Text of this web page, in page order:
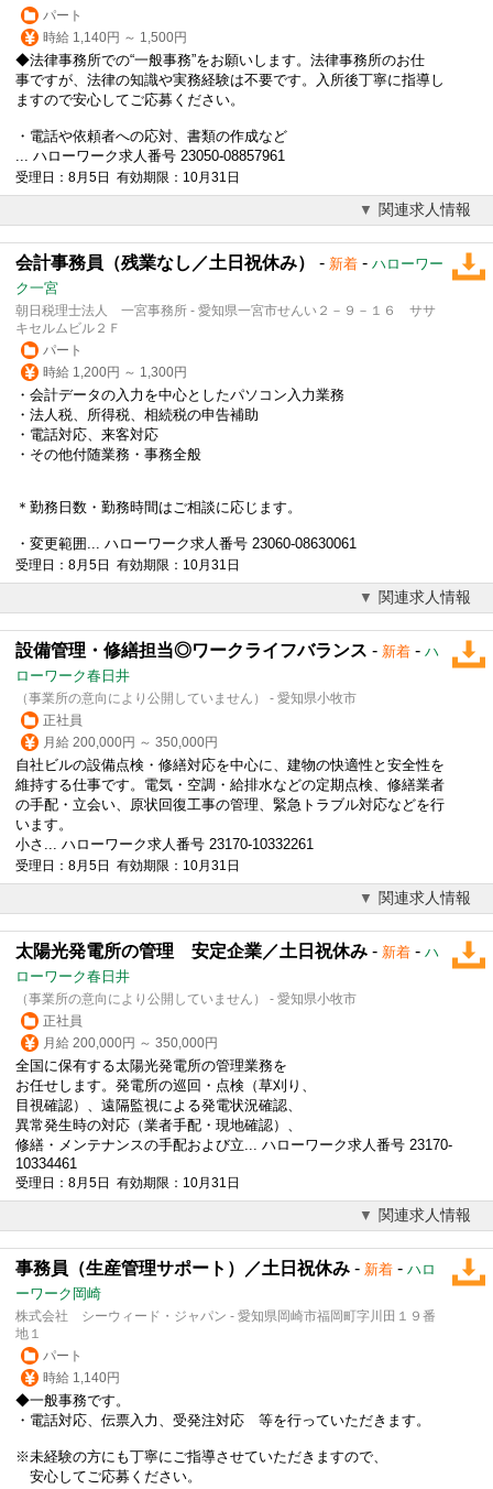
パート
時給 1,140円 ～ 1,500円
◆法律事務所での“一般事務”をお願いします。法律事務所のお仕
事ですが、法律の知識や実務経験は不要です。入所後丁寧に指導し
ますので安心してご応募ください。
・電話や依頼者への応対、書類の作成など
... ハローワーク求人番号 23050-08857961
受理日：8月5日 有効期限：10月31日
関連求人情報
会計事務員（残業なし／土日祝休み） - 新着 - ハローワー
ク一宮
朝日税理士法人 一宮事務所 - 愛知県一宮市せんい２－９－１６ ササ
キセルムビル２Ｆ
パート
時給 1,200円 ～ 1,300円
・会計データの入力を中心としたパソコン入力業務
・法人税、所得税、相続税の申告補助
・電話対応、来客対応
・その他付随業務・事務全般
＊勤務日数・勤務時間はご相談に応じます。
・変更範囲... ハローワーク求人番号 23060-08630061
受理日：8月5日 有効期限：10月31日
関連求人情報
設備管理・修繕担当◎ワークライフバランス - 新着 - ハ
ローワーク春日井
（事業所の意向により公開していません） - 愛知県小牧市
正社員
月給 200,000円 ～ 350,000円
自社ビルの設備点検・修繕対応を中心に、建物の快適性と安全性を
維持する仕事です。電気・空調・給排水などの定期点検、修繕業者
の手配・立会い、原状回復工事の管理、緊急トラブル対応などを行
います。
小さ... ハローワーク求人番号 23170-10332261
受理日：8月5日 有効期限：10月31日
関連求人情報
太陽光発電所の管理 安定企業／土日祝休み - 新着 - ハ
ローワーク春日井
（事業所の意向により公開していません） - 愛知県小牧市
正社員
月給 200,000円 ～ 350,000円
全国に保有する太陽光発電所の管理業務を
お任せします。発電所の巡回・点検（草刈り、
目視確認）、遠隔監視による発電状況確認、
異常発生時の対応（業者手配・現地確認）、
修繕・メンテナンスの手配および立... ハローワーク求人番号 23170-
10334461
受理日：8月5日 有効期限：10月31日
関連求人情報
事務員（生産管理サポート）／土日祝休み - 新着 - ハロ
ーワーク岡崎
株式会社 シーウィード・ジャパン - 愛知県岡崎市福岡町字川田１９番
地１
パート
時給 1,140円
◆一般事務です。
・電話対応、伝票入力、受発注対応 等を行っていただきます。
※未経験の方にも丁寧にご指導させていただきますので、
安心してご応募ください。